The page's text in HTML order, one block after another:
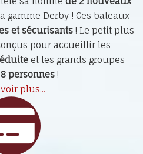
gamme Derby ! Ces bateaux
et sécurisants ! Le petit plus
pour accueillir les
et les grands groupes
personnes!
plus...